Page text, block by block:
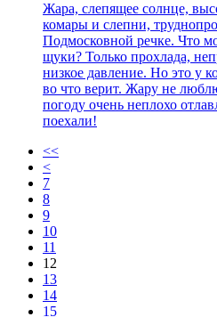
Жара, слепящее солнце,
комары и слепни,
Подмосковной речке. Что
щуки? Только прохлада,
низкое давление. Но это у
во что верит. Жару не
погоду очень неплохо
поехали!
<<
<
7
8
9
10
11
12
13
14
15